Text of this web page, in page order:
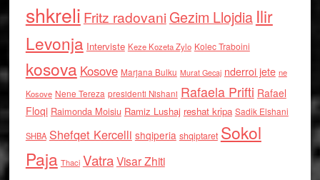
shkreli Fritz radovaniGezim Llojdia Ilir
Levonja Interviste Keze Kozeta Zylo Kolec Traboini
kosova Kosove Marjana Bulku Murat Gecaj nderroi jete ne
Kosove Nene Tereza presidenti Nishani Rafaela Prifti Rafael
Floqi Raimonda Moisiu Ramiz Lushaj reshat kripa Sadik Elshani
SHBA Shefqet Kercelli shqiperia shqiptaret Sokol
Paja Thaci VatraVisar Zhiti